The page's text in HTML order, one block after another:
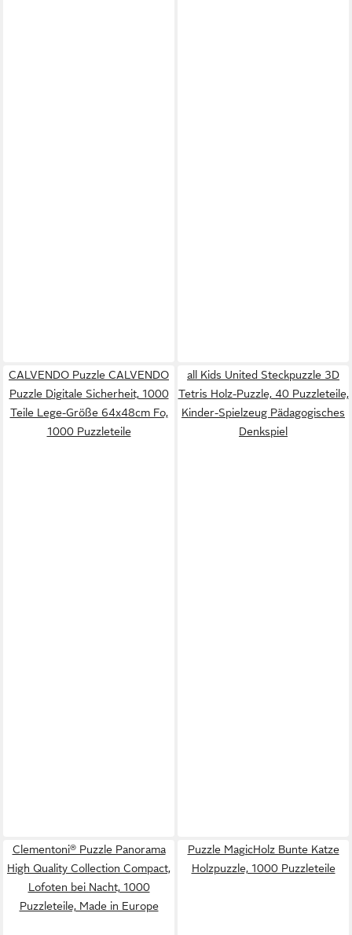
CALVENDO Puzzle CALVENDO
Puzzle Digitale Sicherheit, 1000
Teile Lege-Größe 64x48cm Fo,
1000 Puzzleteile
all Kids United Steckpuzzle 3D
Tetris Holz-Puzzle, 40 Puzzleteile,
Kinder-Spielzeug Pädagogisches
Denkspiel
Clementoni® Puzzle Panorama
High Quality Collection Compact,
Lofoten bei Nacht, 1000
Puzzleteile, Made in Europe
Puzzle MagicHolz Bunte Katze
Holzpuzzle, 1000 Puzzleteile